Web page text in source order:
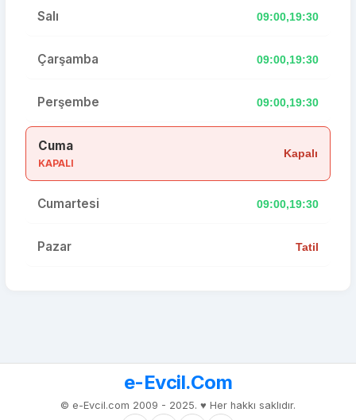
Salı 09:00,19:30
Çarşamba 09:00,19:30
Perşembe 09:00,19:30
Cuma
KAPALI
Kapalı
Cumartesi 09:00,19:30
Pazar Tatil
e-Evcil.Com
© e-Evcil.com 2009 - 2025. ♥️ Her hakkı saklıdır.